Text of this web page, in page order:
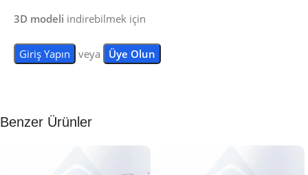
3D modeli indirebilmek için
Giriş Yapın veya Üye Olun
Benzer Ürünler